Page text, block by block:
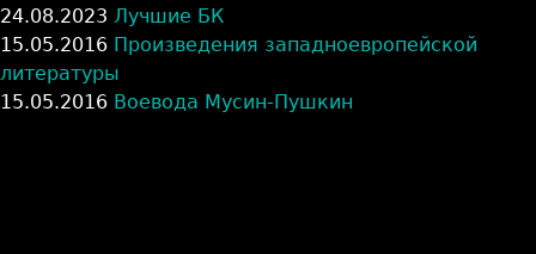
24.08.2023 Лучшие БК
15.05.2016 Произведения западноевропейской
литературы
15.05.2016 Воевода Мусин-Пушкин